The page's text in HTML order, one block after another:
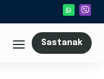
Sastanak